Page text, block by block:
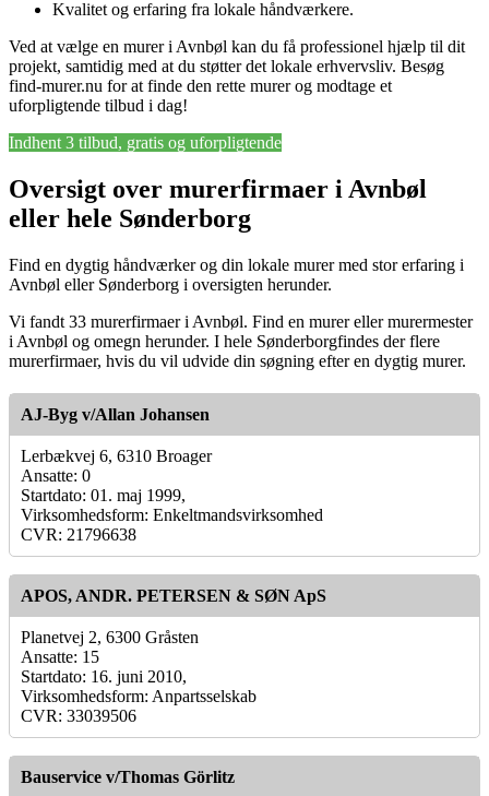
Kvalitet og erfaring fra lokale håndværkere.
Ved at vælge en murer i Avnbøl kan du få professionel hjælp til dit
projekt, samtidig med at du støtter det lokale erhvervsliv. Besøg
find-murer.nu for at finde den rette murer og modtage et
uforpligtende tilbud i dag!
Indhent 3 tilbud, gratis og uforpligtende
Oversigt over murerfirmaer i Avnbøl
eller hele Sønderborg
Find en dygtig håndværker og din lokale murer med stor erfaring i
Avnbøl eller Sønderborg i oversigten herunder.
Vi fandt 33 murerfirmaer i Avnbøl. Find en murer eller murermester
i Avnbøl og omegn herunder. I hele Sønderborgfindes der flere
murerfirmaer, hvis du vil udvide din søgning efter en dygtig murer.
AJ-Byg v/Allan Johansen
Lerbækvej 6, 6310 Broager
Ansatte: 0
Startdato: 01. maj 1999,
Virksomhedsform: Enkeltmandsvirksomhed
CVR: 21796638
APOS, ANDR. PETERSEN & SØN ApS
Planetvej 2, 6300 Gråsten
Ansatte: 15
Startdato: 16. juni 2010,
Virksomhedsform: Anpartsselskab
CVR: 33039506
Bauservice v/Thomas Görlitz